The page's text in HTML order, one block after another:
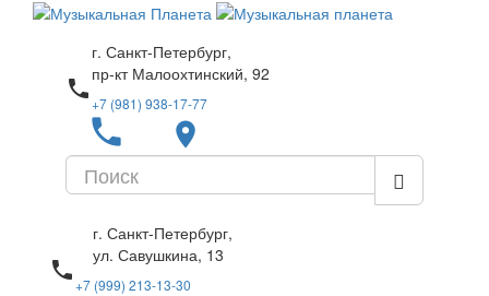
г. Санкт-Петербург,
пр-кт Малоохтинский, 92
local_phone
+7 (981) 938-17-77
local_phone place
г. Санкт-Петербург,
ул. Савушкина, 13
local_phone
+7 (999) 213-13-30